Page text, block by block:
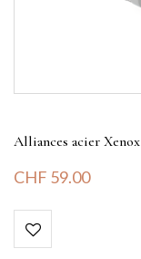
Alliances acier Xenox
CHF 59.00